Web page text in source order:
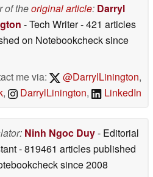
to na lepszą
w grach
16/06/2026
of theoriginal article: Darryl
- Tech Writer- 421 articles
on Notebookchecksince
me via:
@DarrylLinington,
, DarrylLinington, LinkedIn
Ninh Ngoc Duy- Editorial
- 819461 articles published
since 2008